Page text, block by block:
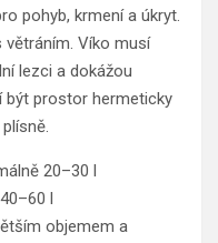
pohyb, krmení a úkryt.
větráním. Víko musí
lezci a dokážou
být prostor hermeticky
20–30 l
l
objemem a